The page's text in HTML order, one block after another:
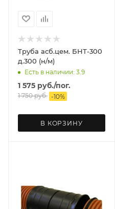
Труба асб.цем. БНТ-300
д.300 (н/м)
Есть в наличии: 3.9
1 575 руб./пог.
1 750руб. -10%
В КОРЗИНУ